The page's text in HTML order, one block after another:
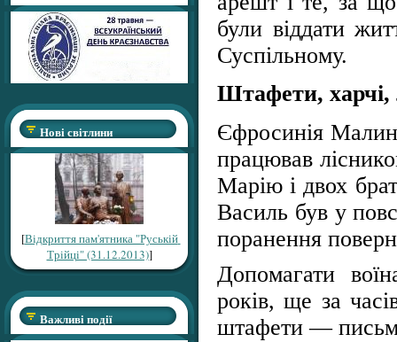
Нові світлини
[Відкриття пам'ятника "Руській
Трійці" (31.12.2013)]
Важливі події
були віддати
Суспільному.
Штафети, харчі,
Єфросинія
працював
Марію і двох
Василь був у
поранення
Допомагати
років, ще за
штафети —